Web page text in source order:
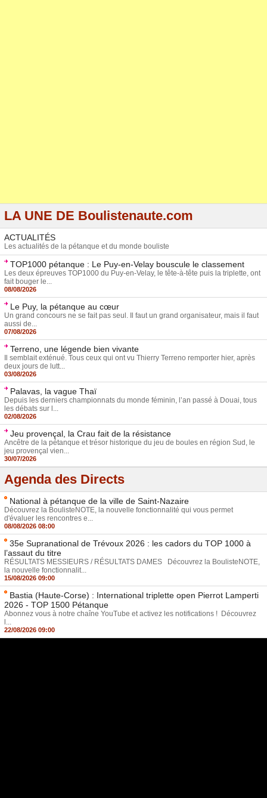
LA UNE DE Boulistenaute.com
ACTUALITÉS
Les actualités de la pétanque et du monde bouliste
TOP1000 pétanque : Le Puy-en-Velay bouscule le classement
Les deux épreuves TOP1000 du Puy-en-Velay, le tête-à-tête puis la triplette, ont
fait bouger le...
08/08/2026
Le Puy, la pétanque au cœur
Un grand concours ne se fait pas seul. Il faut un grand organisateur, mais il faut
aussi de...
07/08/2026
Terreno, une légende bien vivante
Il semblait exténué. Tous ceux qui ont vu Thierry Terreno remporter hier, après
deux jours de lutt...
03/08/2026
Palavas, la vague Thaï
Depuis les derniers championnats du monde féminin, l’an passé à Douai, tous
les débats sur l...
02/08/2026
Jeu provençal, la Crau fait de la résistance
Ancêtre de la pétanque et trésor historique du jeu de boules en région Sud, le
jeu provençal vien...
30/07/2026
Agenda des Directs
National à pétanque de la ville de Saint-Nazaire
Découvrez la BoulisteNOTE, la nouvelle fonctionnalité qui vous permet
d'évaluer les rencontres e...
08/08/2026 08:00
35e Supranational de Trévoux 2026 : les cadors du TOP 1000 à
l’assaut du titre
RÉSULTATS MESSIEURS / RÉSULTATS DAMES Découvrez la BoulisteNOTE,
la nouvelle fonctionnalit...
15/08/2026 09:00
Bastia (Haute-Corse) : International triplette open Pierrot Lamperti
2026 - TOP 1500 Pétanque
Abonnez vous à notre chaîne YouTube et activez les notifications ! Découvrez
l...
22/08/2026 09:00